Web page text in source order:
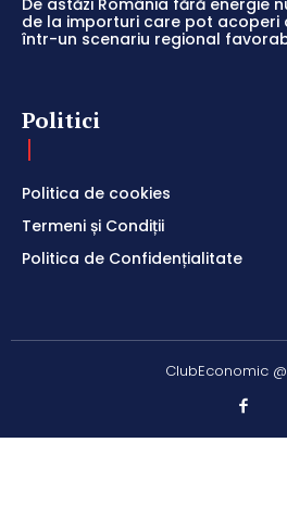
De astăzi România fără energie
de la importuri care pot acoperi
într-un scenariu regional
Politici
Politica de cookies
Termeni și Condiții
Politica de Confidențialitate
ClubEconomic